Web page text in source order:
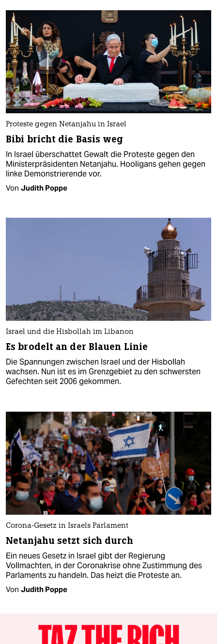
Proteste gegen Netanjahu in Israel
Bibi bricht die Basis weg
In Israel überschattet Gewalt die Proteste gegen den
Ministerpräsidenten Netanjahu. Hooligans gehen gegen
linke Demonstrierende vor.
Von Judith Poppe
Israel und die Hisbollah im Libanon
Es brodelt an der Blauen Linie
Die Spannungen zwischen Israel und der Hisbollah
wachsen. Nun ist es im Grenzgebiet zu den schwersten
Gefechten seit 2006 gekommen.
Corona-Gesetz in Israels Parlament
Netanjahu setzt sich durch
Ein neues Gesetz in Israel gibt der Regierung
Vollmachten, in der Coronakrise ohne Zustimmung des
Parlaments zu handeln. Das heizt die Proteste an.
Von Judith Poppe